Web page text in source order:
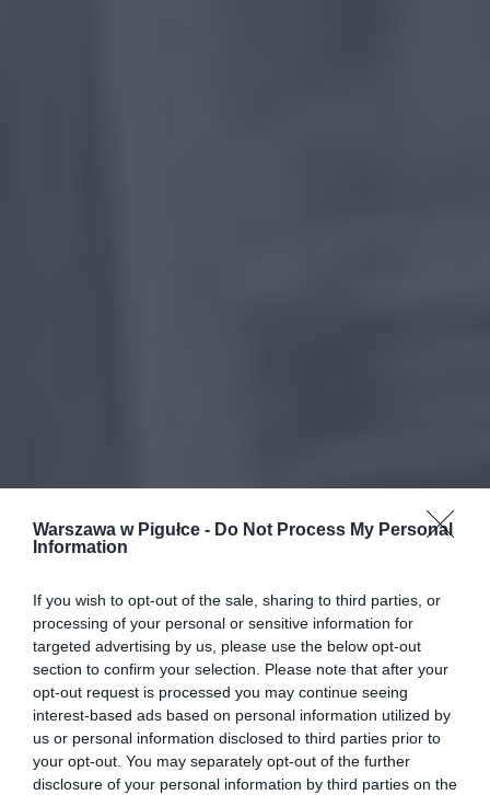
Warszawa w Pigułce - Do Not Process My Personal
Information
If you wish to opt-out of the sale, sharing to third parties, or
processing of your personal or sensitive information for
targeted advertising by us, please use the below opt-out
section to confirm your selection. Please note that after your
opt-out request is processed you may continue seeing
interest-based ads based on personal information utilized by
us or personal information disclosed to third parties prior to
your opt-out. You may separately opt-out of the further
disclosure of your personal information by third parties on the